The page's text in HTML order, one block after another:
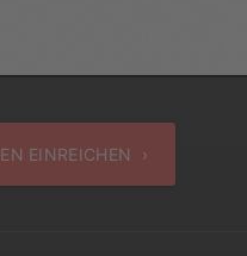
EINREICHEN ›